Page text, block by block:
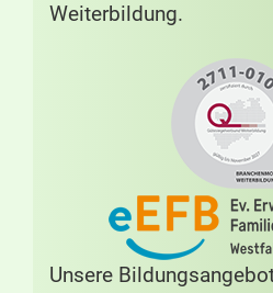
Weiterbildung.
Unsere